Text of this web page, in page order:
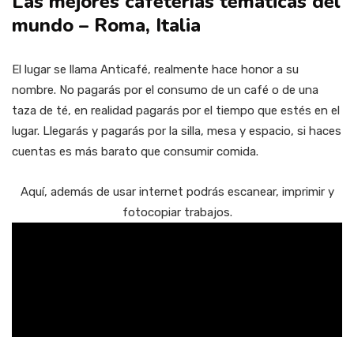
mundo – Roma, Italia
El lugar se llama Anticafé, realmente hace honor a su
nombre. No pagarás por el consumo de un café o de una
taza de té, en realidad pagarás por el tiempo que estés en el
lugar. Llegarás y pagarás por la silla, mesa y espacio, si haces
cuentas es más barato que consumir comida.
Aquí, además de usar internet podrás escanear, imprimir y
fotocopiar trabajos.